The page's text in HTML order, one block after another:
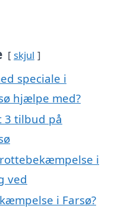
skjul
speciale i
hjælpe med?
tilbud på
i
ved
i Farsø?